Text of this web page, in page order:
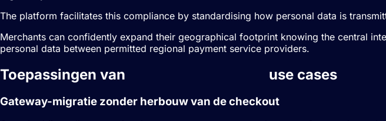
The platform facilitates this compliance by standardising how personal data is
Merchants can confidently expand their geographical footprint knowing the central
personal data between permitted regional payment service providers.
Toepassingen van use cases
Gateway-migratie zonder herbouw van de checkout